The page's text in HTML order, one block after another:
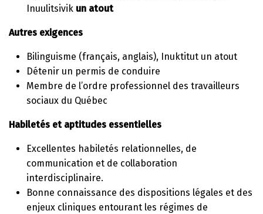
Inuulitsivik un atout
Autres exigences
Bilinguisme (français, anglais), Inuktitut un atout
Détenir un permis de conduire
Membre de l’ordre professionnel des travailleurs
sociaux du Québec
Habiletés et aptitudes essentielles
Excellentes habiletés relationnelles, de
communication et de collaboration
interdisciplinaire.
Bonne connaissance des dispositions légales et des
enjeux cliniques entourant les régimes de